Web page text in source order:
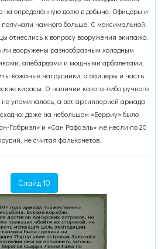
на определённую долю в добыче. Офицеры и
намного больше. С максимальной
отнеслись к вопросу вооружения экипажа.
вооружены разнообразным холодным
алебардами и мощными арбалетами,
кожаные нагрудники, а офицеры и часть
кирасы. О наличии какого-либо ручного
не упоминалось, а вот артиллерией армада
даже на небольшом «Берриу» было
Габриэл» и «Сан Рафаэль» же несли по 20
не считая фальконетов.
Слайд 10